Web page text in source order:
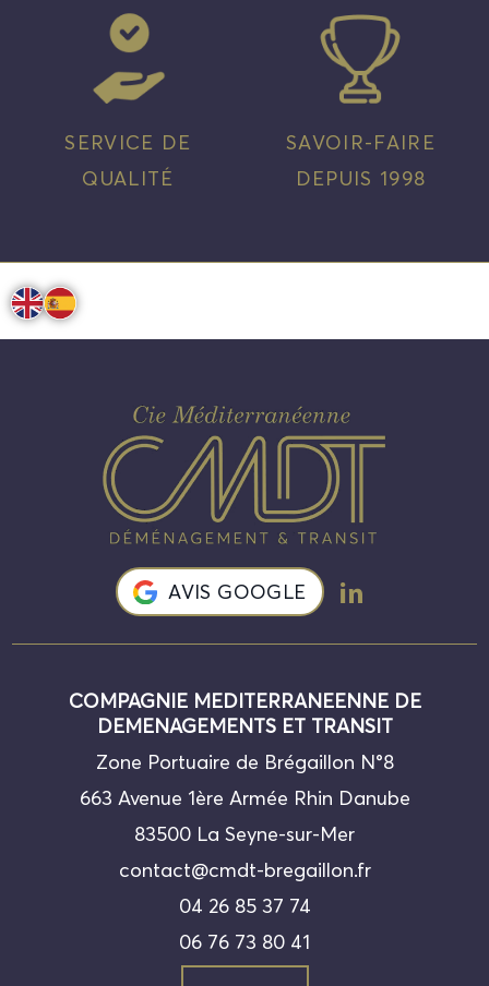
SERVICE DE
QUALITÉ
SAVOIR-FAIRE
DEPUIS 1998
AVIS GOOGLE
COMPAGNIE MEDITERRANEENNE DE
DEMENAGEMENTS ET TRANSIT
Zone Portuaire de Brégaillon N°8
663 Avenue 1ère Armée Rhin Danube
83500 La Seyne-sur-Mer
contact@cmdt-bregaillon.fr
04 26 85 37 74
06 76 73 80 41